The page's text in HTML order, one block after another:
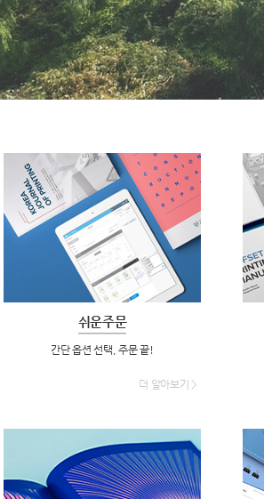
쉬운주문
간단 옵션 선택, 주문 끝!
더 알아보기 >